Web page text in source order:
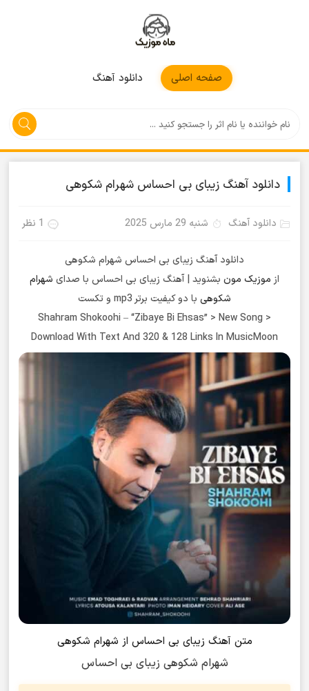
صفحه اصلی دانلود آهنگ
دانلود آهنگ زیبای بی احساس شهرام شکوهی
دانلود آهنگ شنبه 29 مارس 2025 1 نظر
دانلود آهنگ زیبای بی احساس شهرام شکوهی
از موزیک مون بشنوید | آهنگ زیبای بی احساس با صدای شهرام
شکوهی با دو کیفیت برتر mp3 و تکست
Shahram Shokoohi – “Zibaye Bi Ehsas” > New Song >
Download With Text And 320 & 128 Links In MusicMoon
متن آهنگ زیبای بی احساس از شهرام شکوهی
شهرام شکوهی زیبای بی احساس